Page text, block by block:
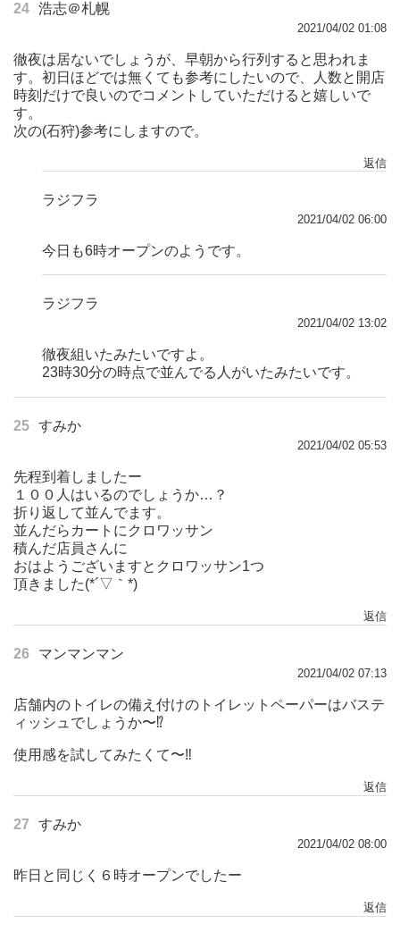
24 浩志＠札幌
2021/04/02 01:08
徹夜は居ないでしょうが、早朝から行列すると思われま
す。初日ほどでは無くても参考にしたいので、人数と開店
時刻だけで良いのでコメントしていただけると嬉しいで
す。
次の(石狩)参考にしますので。
返信
ラジフラ
2021/04/02 06:00
今日も6時オープンのようです。
ラジフラ
2021/04/02 13:02
徹夜組いたみたいですよ。
23時30分の時点で並んでる人がいたみたいです。
25 すみか
2021/04/02 05:53
先程到着しましたー
１００人はいるのでしょうか…？
折り返して並んでます。
並んだらカートにクロワッサン
積んだ店員さんに
おはようございますとクロワッサン1つ
頂きました(*´▽｀*)
返信
26 マンマンマン
2021/04/02 07:13
店舗内のトイレの備え付けのトイレットペーパーはバステ
ィッシュでしょうか〜⁉︎
使用感を試してみたくて〜‼︎
返信
27 すみか
2021/04/02 08:00
昨日と同じく６時オープンでしたー
返信